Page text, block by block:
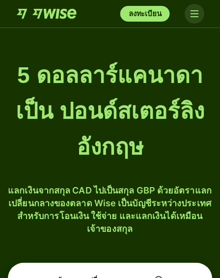
ลงทะเบียน
5 ดอลลาร์แคนาดา
เป็น ปอนด์สเตอร์ลิง
อังกฤษ
แลกเงินจากสกุล CAD ไปเป็นสกุล GBP ด้วยอัตราแลก
เปลี่ยนกลางของตลาด Wise เป็นบัญชีระหว่างประเทศ
สำหรับการโอนเงิน ใช้จ่าย และแลกเงินได้เหมือน
เจ้าของสกุล